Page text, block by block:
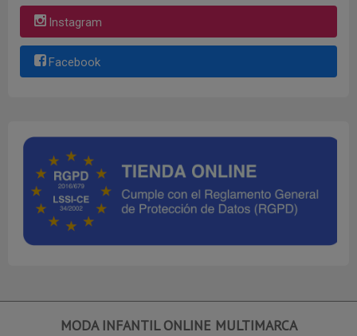
Instagram
Facebook
MODA INFANTIL ONLINE MULTIMARCA